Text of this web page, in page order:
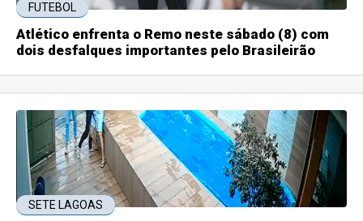
FUTEBOL
Atlético enfrenta o Remo neste sábado (8) com
dois desfalques importantes pelo Brasileirão
SETE LAGOAS